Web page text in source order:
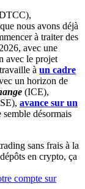
nous avons déjà
à traiter des
avec une
avec le projet
travaille à un cadre
un horizon de
(ICE),
avance sur un
désormais
sans frais à la
en crypto, ça